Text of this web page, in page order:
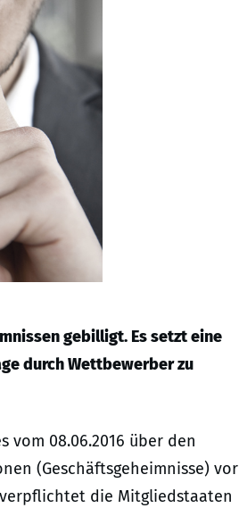
gebilligt. Es setzt eine
durch Wettbewerber zu
vom 08.06.2016 über den
(Geschäftsgeheimnisse) vor
die Mitgliedstaaten